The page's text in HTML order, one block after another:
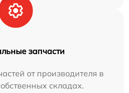
запчасти
от производителя в
складах.